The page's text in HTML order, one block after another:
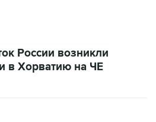
России возникли
в Хорватию на ЧЕ